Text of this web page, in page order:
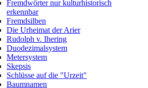
Fremdwörter nur kulturhistorisch
erkennbar
Fremdsilben
Die Urheimat der Arier
Rudolph v. Ihering
Duodezimalsystem
Metersystem
Skepsis
Schlüsse auf die "Urzeit"
Baumnamen